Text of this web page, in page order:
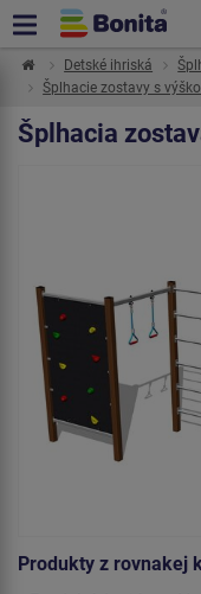
Detské ihriská
Šplhacie zostavy s
Šplhacia
Produkty z rovnakej